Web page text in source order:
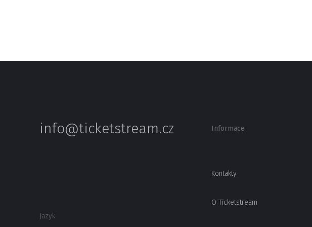
info@ticketstream.cz
Jazyk
Informace
Kontakty
O Ticketstream